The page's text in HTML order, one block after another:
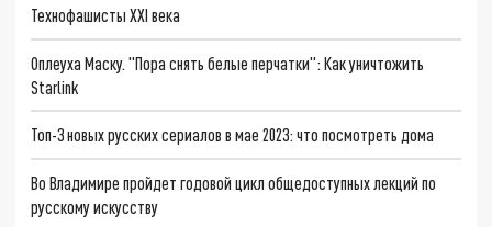
Технофашисты XXI века
Оплеуха Маску. "Пора снять белые перчатки": Как уничтожить
Starlink
Топ-3 новых русских сериалов в мае 2023: что посмотреть дома
Во Владимире пройдет годовой цикл общедоступных лекций по
русскому искусству